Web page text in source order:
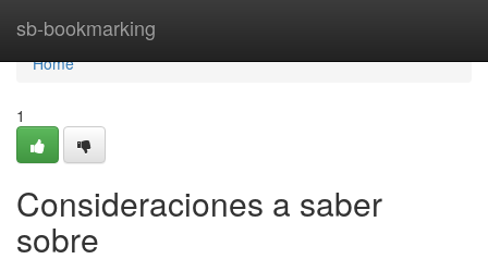
sb-bookmarking
Home
Home
1
Consideraciones a saber
sobre